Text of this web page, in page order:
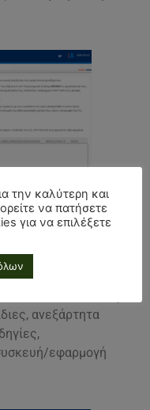
το ΑΦΜ μας
μας. Σε αυτό το
ανεξάρτητα
εφαρμογή
την καλύτερη και
να πατήσετε
για να επιλέξετε